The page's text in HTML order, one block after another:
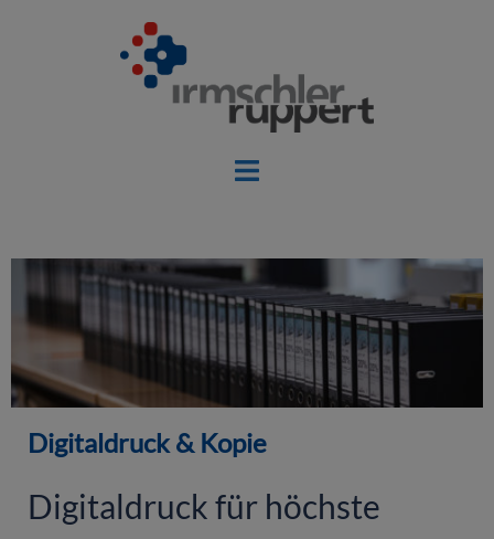
Digitaldruck & Kopie
Digitaldruck für höchste